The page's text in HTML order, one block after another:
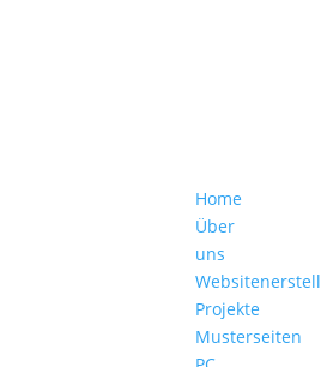
Home
Über
uns
Projekte
Musterseiten